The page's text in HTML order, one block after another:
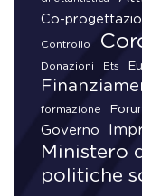
Co-
Controllo
Donazioni Ets
formazione
Governo
Ministero
politiche